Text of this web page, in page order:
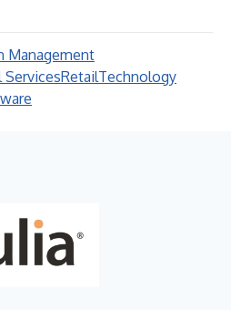
Management
ServicesRetailTechnology